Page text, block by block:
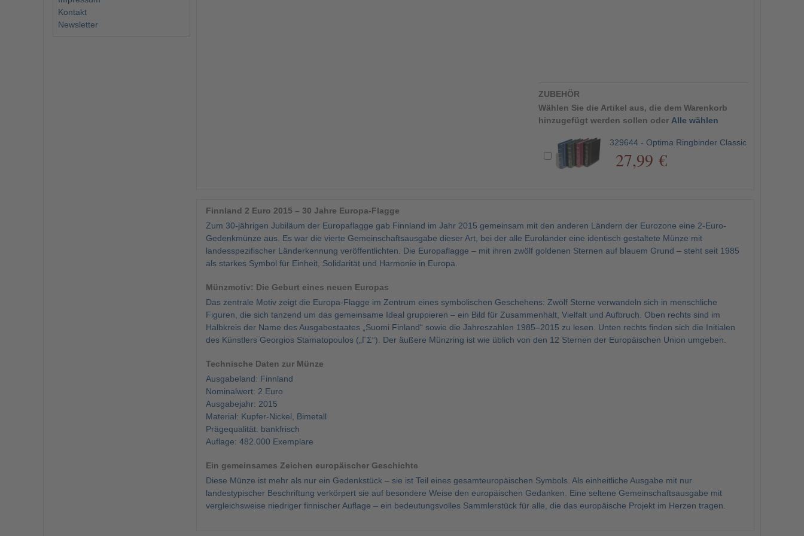
ZUBEHÖR
Wählen Sie die Artikel aus, die dem Warenkorb
hinzugefügt werden sollen oder Alle wählen
329644 - Optima Ringbinder Classic
27,99 €
Finnland 2 Euro 2015 – 30 Jahre Europa-Flagge
Zum 30-jährigen Jubiläum der Europaflagge gab Finnland im Jahr 2015 gemeinsam mit den anderen Ländern der Eurozone eine 2-Euro-
Gedenkmünze aus. Es war die vierte Gemeinschaftsausgabe dieser Art, bei der alle Euroländer eine identisch gestaltete Münze mit
landesspezifischer Länderkennung veröffentlichten. Die Europaflagge – mit ihren zwölf goldenen Sternen auf blauem Grund – steht seit 1985
als starkes Symbol für Einheit, Solidarität und Harmonie in Europa.
Münzmotiv: Die Geburt eines neuen Europas
Das zentrale Motiv zeigt die Europa-Flagge im Zentrum eines symbolischen Geschehens: Zwölf Sterne verwandeln sich in menschliche
Figuren, die sich tanzend um das gemeinsame Ideal gruppieren – ein Bild für Zusammenhalt, Vielfalt und Aufbruch. Oben rechts sind im
Halbkreis der Name des Ausgabestaates „Suomi Finland“ sowie die Jahreszahlen 1985–2015 zu lesen. Unten rechts finden sich die Initialen
des Künstlers Georgios Stamatopoulos („ΓΣ“). Der äußere Münzring ist wie üblich von den 12 Sternen der Europäischen Union umgeben.
Technische Daten zur Münze
Ausgabeland: Finnland
Nominalwert: 2 Euro
Ausgabejahr: 2015
Material: Kupfer-Nickel, Bimetall
Prägequalität: bankfrisch
Auflage: 482.000 Exemplare
Ein gemeinsames Zeichen europäischer Geschichte
Diese Münze ist mehr als nur ein Gedenkstück – sie ist Teil eines gesamteuropäischen Symbols. Als einheitliche Ausgabe mit nur
landestypischer Beschriftung verkörpert sie auf besondere Weise den europäischen Gedanken. Eine seltene Gemeinschaftsausgabe mit
vergleichsweise niedriger finnischer Auflage – ein bedeutungsvolles Sammlerstück für alle, die das europäische Projekt im Herzen tragen.
Kontakt
Newsletter